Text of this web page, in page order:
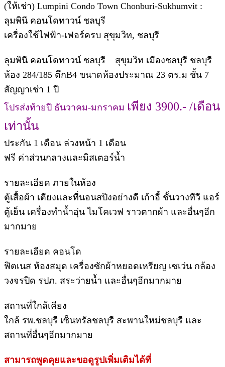
(ให้เช่า) Lumpini Condo Town Chonburi-Sukhumvit :
ลุมพินี คอนโดทาวน์ ชลบุรี
เครื่องใช้ไฟฟ้า-เฟอร์ครบ สุขุมวิท, ชลบุรี
ลุมพินี คอนโดทาวน์ ชลบุรี – สุขุมวิท เมืองชลบุรี ชลบุรี
ห้อง 284/185 ตึกB4 ขนาดห้องประมาณ 23 ตร.ม ชั้น 7
สัญญาเช่า 1 ปี
โปรส่งท้ายปี ธันวาคม-มกราคม เพียง 3900.- /เดือน
เท่านั้น
ประกัน 1 เดือน ล่วงหน้า 1 เดือน
ฟรี ค่าส่วนกลางและมิสเตอร์น้ำ
รายละเอียด ภายในห้อง
ตู้เสื้อผ้า เตียงและที่นอนสปิงอย่างดี เก้าอี้ ชั้นวางทีวี แอร์
ตู้เย็น เครื่องทำน้ำอุ่น ไมโคเวฟ ราวตากผ้า และอื่นๆอีก
มากมาย
รายละเอียด คอนโด
ฟิตเนส ห้องสมุด เครื่องซักผ้าหยอดเหรียญ เซเว่น กล้อง
วงจรปิด รปภ. สระว่ายน้ำ และอื่นๆอีกมากมาย
สถานที่ใกล้เคียง
ใกล้ รพ.ชลบุรี เซ็นทรัลชลบุรี สะพานใหม่ชลบุรี และ
สถานที่อื่นๆอีกมากมาย
สามารถพูดคุยและขอดูรูปเพิ่มเติมได้ที่